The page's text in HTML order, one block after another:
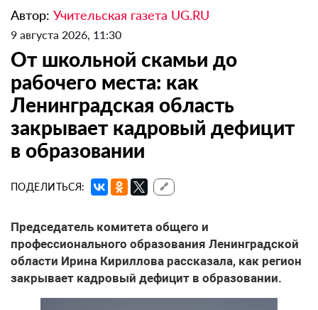
Автор: Учительская газета UG.RU
9 августа 2026, 11:30
От школьной скамьи до
рабочего места: как
Ленинградская область
закрывает кадровый дефицит
в образовании
ПОДЕЛИТЬСЯ: 🔗
Председатель комитета общего и
профессионального образования Ленинградской
области Ирина Кириллова рассказала, как регион
закрывает кадровый дефицит в образовании.